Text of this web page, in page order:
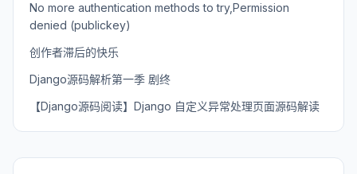
No more authentication methods to try,Permission
denied (publickey)
创作者滞后的快乐
Django源码解析第一季 剧终
【Django源码阅读】Django 自定义异常处理页面源码解读